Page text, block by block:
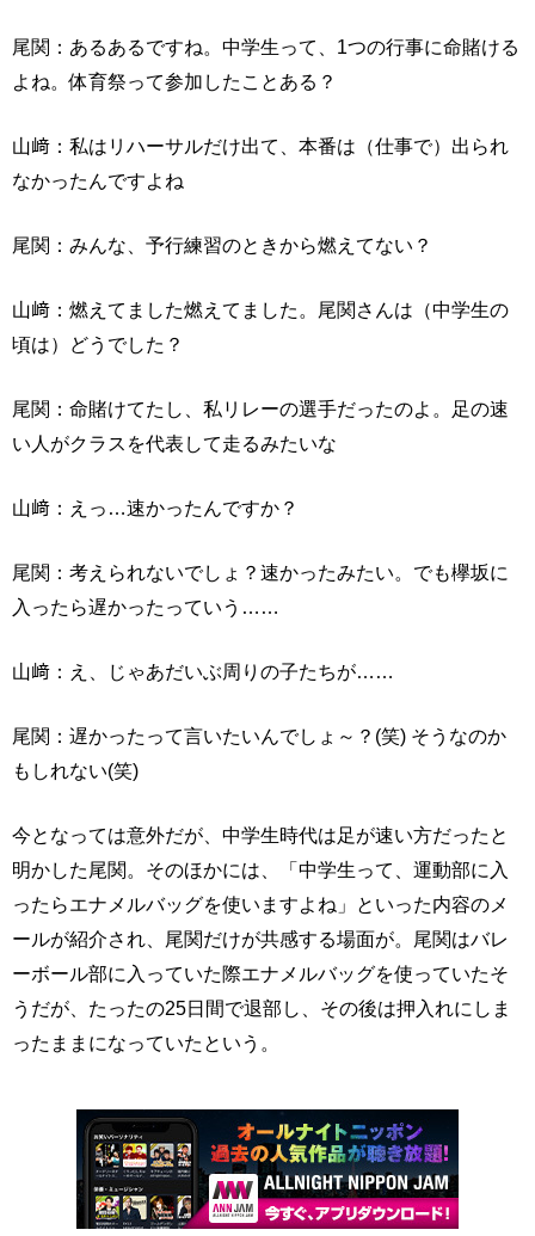
尾関：あるあるですね。中学生って、1つの行事に命賭ける
よね。体育祭って参加したことある？
山﨑：私はリハーサルだけ出て、本番は（仕事で）出られ
なかったんですよね
尾関：みんな、予行練習のときから燃えてない？
山﨑：燃えてました燃えてました。尾関さんは（中学生の
頃は）どうでした？
尾関：命賭けてたし、私リレーの選手だったのよ。足の速
い人がクラスを代表して走るみたいな
山﨑：えっ…速かったんですか？
尾関：考えられないでしょ？速かったみたい。でも欅坂に
入ったら遅かったっていう……
山﨑：え、じゃあだいぶ周りの子たちが……
尾関：遅かったって言いたいんでしょ～？(笑) そうなのか
もしれない(笑)
今となっては意外だが、中学生時代は足が速い方だったと
明かした尾関。そのほかには、「中学生って、運動部に入
ったらエナメルバッグを使いますよね」といった内容のメ
ールが紹介され、尾関だけが共感する場面が。尾関はバレ
ーボール部に入っていた際エナメルバッグを使っていたそ
うだが、たったの25日間で退部し、その後は押入れにしま
ったままになっていたという。